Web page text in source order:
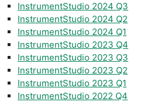
InstrumentStudio 2024 Q3
InstrumentStudio 2024 Q2
InstrumentStudio 2024 Q1
InstrumentStudio 2023 Q4
InstrumentStudio 2023 Q3
InstrumentStudio 2023 Q2
InstrumentStudio 2023 Q1
InstrumentStudio 2022 Q4